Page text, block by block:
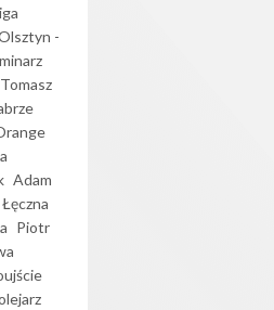
-
Tomasz
Adam
Piotr